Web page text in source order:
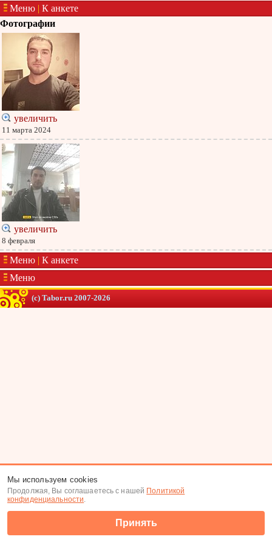
Меню | К анкете
Фотографии
увеличить
11 марта 2024
увеличить
8 февраля
Меню | К анкете
Меню
(c) Tabor.ru 2007-2026
Мы используем cookies
Продолжая, Вы соглашаетесь с нашей Политикой
конфиденциальности.
Принять